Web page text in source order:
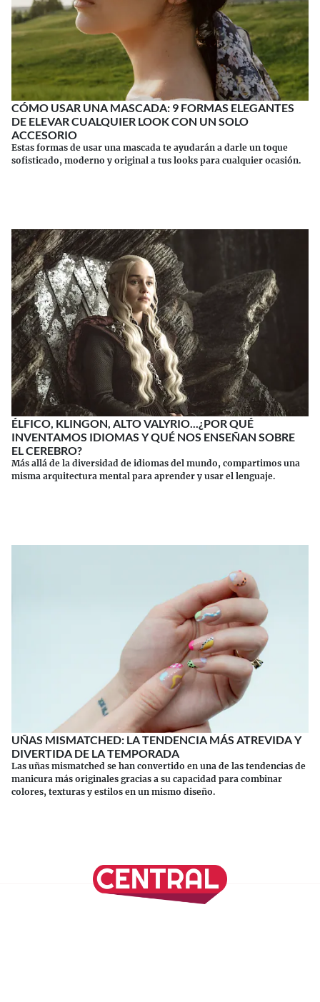
CÓMO USAR UNA MASCADA: 9 FORMAS ELEGANTES
DE ELEVAR CUALQUIER LOOK CON UN SOLO
ACCESORIO
Estas formas de usar una mascada te ayudarán a darle un toque
sofisticado, moderno y original a tus looks para cualquier ocasión.
ÉLFICO, KLINGON, ALTO VALYRIO...¿POR QUÉ
INVENTAMOS IDIOMAS Y QUÉ NOS ENSEÑAN SOBRE
EL CEREBRO?
Más allá de la diversidad de idiomas del mundo, compartimos una
misma arquitectura mental para aprender y usar el lenguaje.
UÑAS MISMATCHED: LA TENDENCIA MÁS ATREVIDA Y
DIVERTIDA DE LA TEMPORADA
Las uñas mismatched se han convertido en una de las tendencias de
manicura más originales gracias a su capacidad para combinar
colores, texturas y estilos en un mismo diseño.